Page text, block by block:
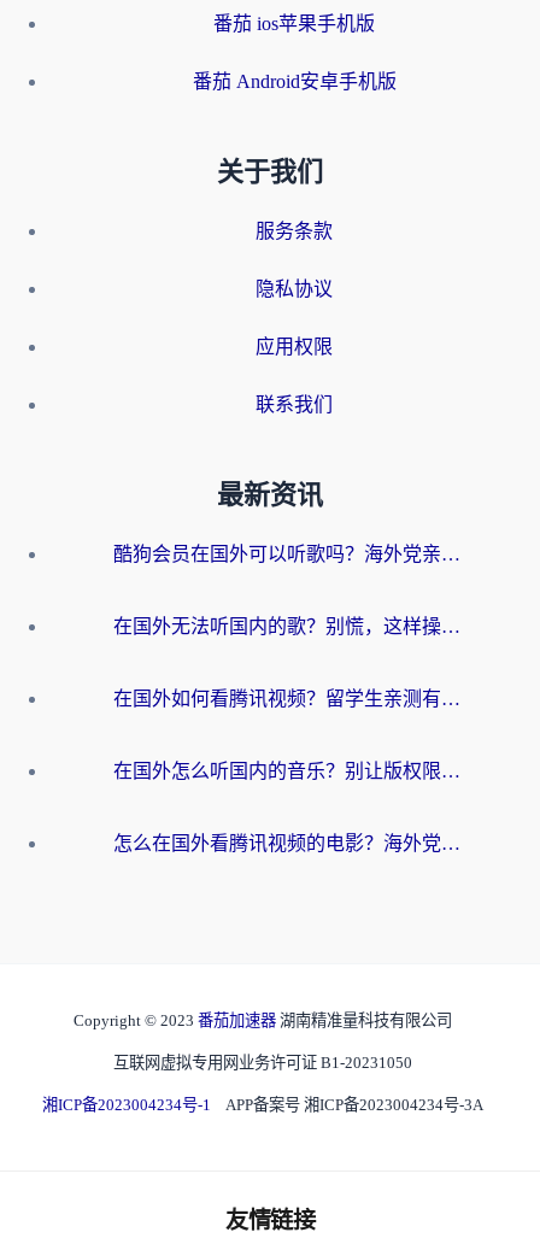
番茄 ios苹果手机版
番茄 Android安卓手机版
关于我们
服务条款
隐私协议
应用权限
联系我们
最新资讯
酷狗会员在国外可以听歌吗？海外党亲测有效：3步解决音乐权限难题
在国外无法听国内的歌？别慌，这样操作就能畅听QQ音乐（附亲测加速器推荐）
在国外如何看腾讯视频？留学生亲测有效的回国加速方案
在国外怎么听国内的音乐？别让版权限制断了你的华语歌单
怎么在国外看腾讯视频的电影？海外党亲测有效的回国加速指南
Copyright © 2023 番茄加速器 湖南精准量科技有限公司
互联网虚拟专用网业务许可证 B1-20231050
湘ICP备2023004234号-1 APP备案号 湘ICP备2023004234号-3A
友情链接